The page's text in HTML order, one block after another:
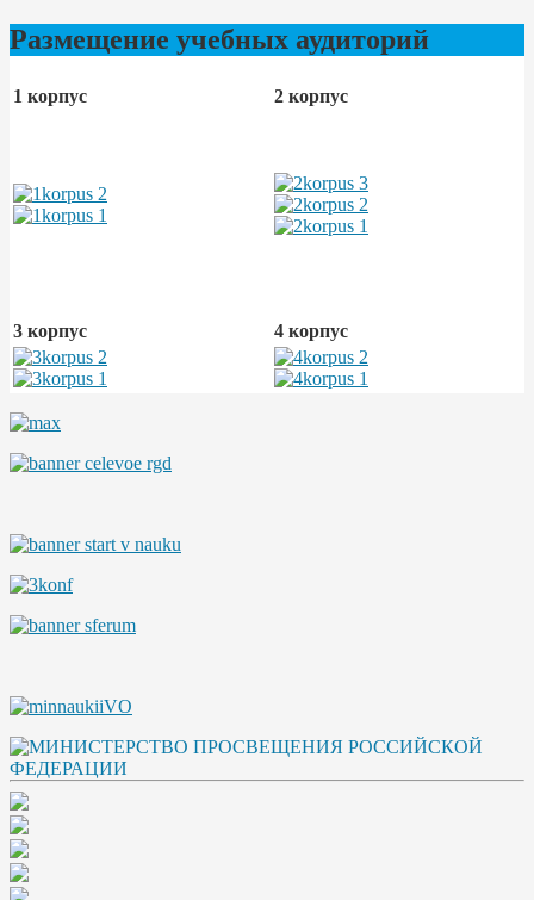
Размещение учебных аудиторий
1 корпус 2 корпус
3 корпус 4 корпус